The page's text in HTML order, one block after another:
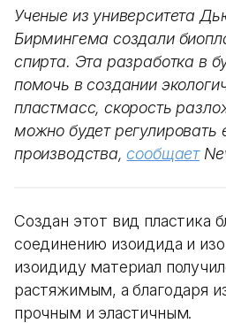
Ученые из университета
Бирмингема создали
спирта. Эта разработка в
помочь в создании
пластмасс, скорость
можно будет регулировать
производства,сообщает
Создан этот вид пластика
соединению изоидида и
изоидиду материал
растяжимым, а благодаря
прочным и эластичным.